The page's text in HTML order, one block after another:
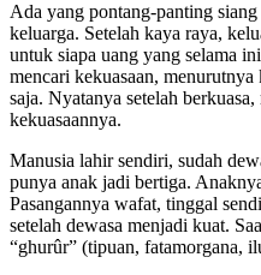
Ada yang pontang-panting
keluarga. Setelah kaya raya,
untuk siapa uang yang selama
mencari kekuasaan, menurutnya
saja. Nyatanya setelah
kekuasaannya.
Manusia lahir sendiri, sudah
punya anak jadi bertiga.
Pasangannya wafat, tinggal
setelah dewasa menjadi kuat.
“ghurûr” (tipuan, fatamorgana,